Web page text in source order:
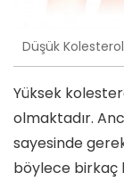
Düşük
Yüksek
olmaktadır.
sayesinde
böylece birkaç